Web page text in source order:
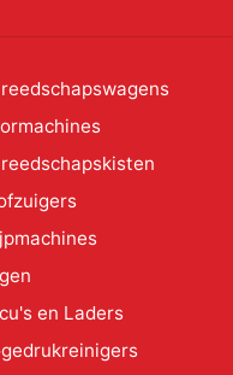
en Laders